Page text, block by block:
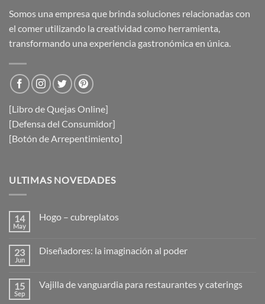
Somos una empresa que brinda soluciones relacionadas con
el comer utilizando la creatividad como herramienta,
transformando una experiencia gastronómica en única.
[Libro de Quejas Online]
[Defensa del Consumidor]
[Botón de Arrepentimiento]
ULTIMAS NOVEDADES
14
May
Hogo – cubreplatos
en
23
Jun
Diseñadores: la imaginación al poder
en
15
Sep
Vajilla de vanguardia para restaurantes y caterings